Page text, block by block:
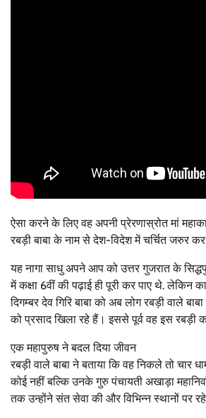
ऐसा करने के लिए वह अपनी प्रेरणास्रोत मां
रबड़ी बाबा के नाम से देश-विदेश में चर्चित जरुर
यह नागा साधु अपने आप को उत्तर गुजरात के
में कक्षा 6वीं की पढ़ाई ही पूरी कर पाए थे. लेकिन
दिगम्बर देव गिरि बाबा को अब लोग रबड़ी वाले
को प्रसाद खिला रहे हैं। इससे पूर्व वह इस
एक महापुरुष ने बदल दिया जीवन
रबड़ी वाले बाबा ने बताया कि वह निकले तो
कोई नहीं बल्कि उनके गुरु पंचायती अखाड़ा
तक उन्होंने संत सेवा की और विभिन्न स्थानों पर